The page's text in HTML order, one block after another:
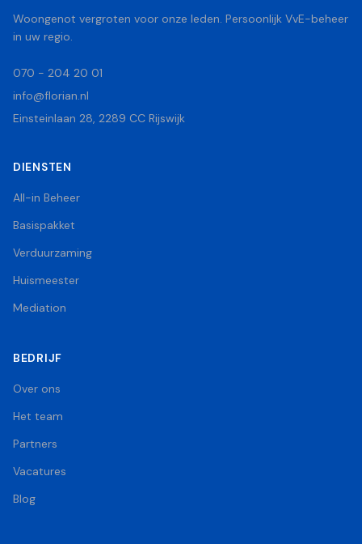
Woongenot vergroten voor onze leden. Persoonlijk VvE-beheer
in uw regio.
070 - 204 20 01
info@florian.nl
Einsteinlaan 28, 2289 CC Rijswijk
DIENSTEN
All-in Beheer
Basispakket
Verduurzaming
Huismeester
Mediation
BEDRIJF
Over ons
Het team
Partners
Vacatures
Blog